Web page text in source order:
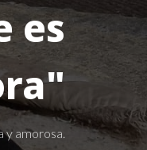
es
y amorosa.